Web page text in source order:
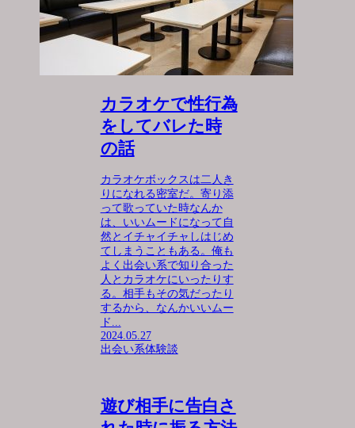
カラオケで性行為
をしてバレた時
の話
カラオケボックスは二人き
りになれる密室だ。寄り添
って歌っていた時なんか
は、いいムードになって自
然とイチャイチャしはじめ
てしまうこともある。俺も
よく出会い系で知り合った
人とカラオケにいったりす
る。相手もその気だったり
するから、なんかいいムー
ド...
2024.05.27
出会い系体験談
遊び相手に告白さ